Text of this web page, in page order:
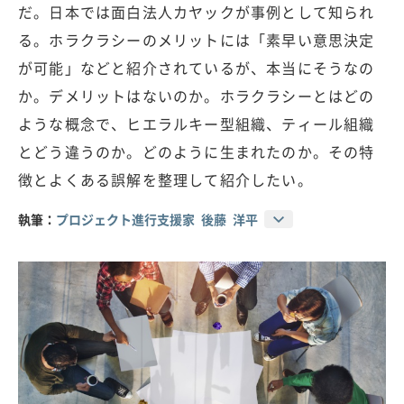
だ。日本では面白法人カヤックが事例として知られ
る。ホラクラシーのメリットには「素早い意思決定
が可能」などと紹介されているが、本当にそうなの
か。デメリットはないのか。ホラクラシーとはどの
ような概念で、ヒエラルキー型組織、ティール組織
とどう違うのか。どのように生まれたのか。その特
徴とよくある誤解を整理して紹介したい。
執筆： プロジェクト進行支援家 後藤 洋平